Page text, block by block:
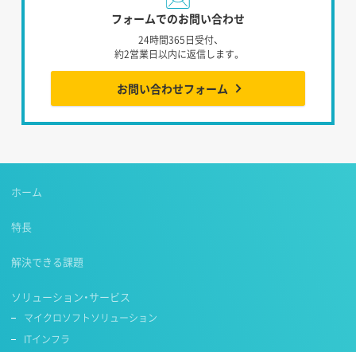
フォームでのお問い合わせ
24時間365日受付、
約2営業日以内に返信します。
お問い合わせフォーム
ホーム
特長
解決できる課題
ソリューション・サービス
マイクロソフトソリューション
ITインフラ